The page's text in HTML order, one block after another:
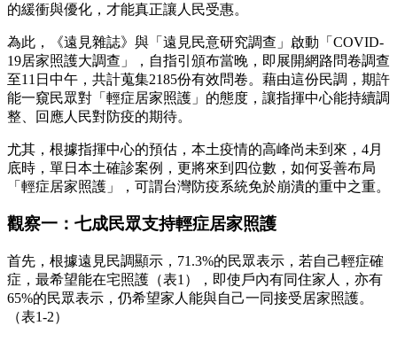
的緩衝與優化，才能真正讓人民受惠。
為此，《遠見雜誌》與「遠見民意研究調查」啟動「COVID-
19居家照護大調查」，自指引頒布當晚，即展開網路問卷調查
至11日中午，共計蒐集2185份有效問卷。藉由這份民調，期許
能一窺民眾對「輕症居家照護」的態度，讓指揮中心能持續調
整、回應人民對防疫的期待。
尤其，根據指揮中心的預估，本土疫情的高峰尚未到來，4月
底時，單日本土確診案例，更將來到四位數，如何妥善布局
「輕症居家照護」，可謂台灣防疫系統免於崩潰的重中之重。
觀察一：七成民眾支持輕症居家照護
首先，根據遠見民調顯示，71.3%的民眾表示，若自己輕症確
症，最希望能在宅照護（表1），即使戶內有同住家人，亦有
65%的民眾表示，仍希望家人能與自己一同接受居家照護。
（表1-2）